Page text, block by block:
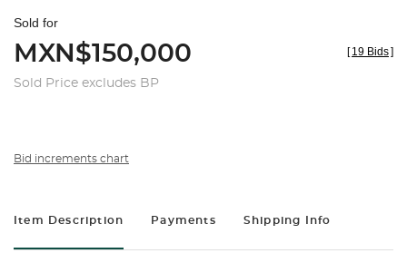
Sold for
MXN$150,000
Sold Price excludes BP
[ 19 Bids]
Bid increments chart
Item Description Payments Shipping Info